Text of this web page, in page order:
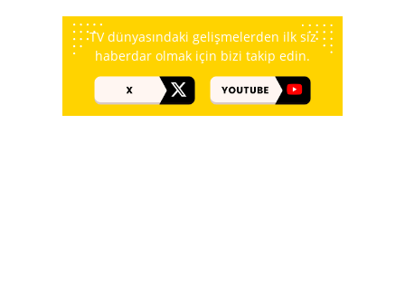
TV dünyasındaki gelişmelerden ilk siz
haberdar olmak için bizi takip edin.